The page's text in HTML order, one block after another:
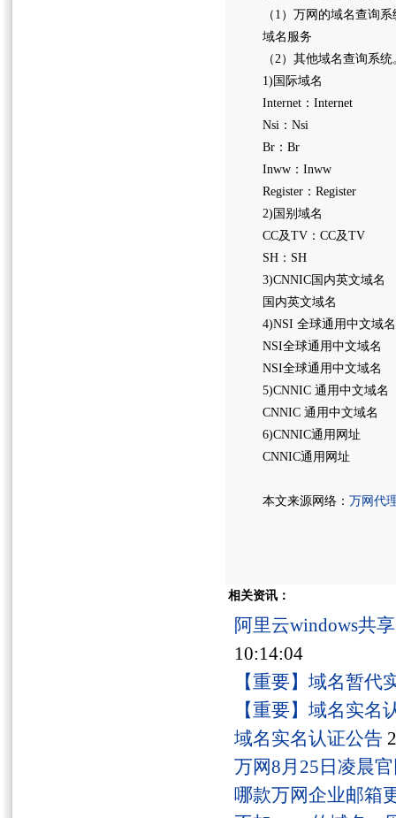
（1）万网的域名查询
域名服务
（2）其他域名查询系
1)国际域名
Internet：Internet
Nsi：Nsi
Br：Br
Inww：Inww
Register：Register
2)国别域名
CC及TV：CC及TV
SH：SH
3)CNNIC国内英文域名
国内英文域名
4)NSI 全球通用中文域
NSI全球通用中文域名
NSI全球通用中文域名
5)CNNIC 通用中文域名
CNNIC 通用中文域名
6)CNNIC通用网址
CNNIC通用网址
本文来源网络： 万网代
相关资讯：
阿里云windows共
10:14:04
【重要】域名暂代
【重要】域名实名
域名实名认证公告
万网8月25日凌晨
哪款万网企业邮箱